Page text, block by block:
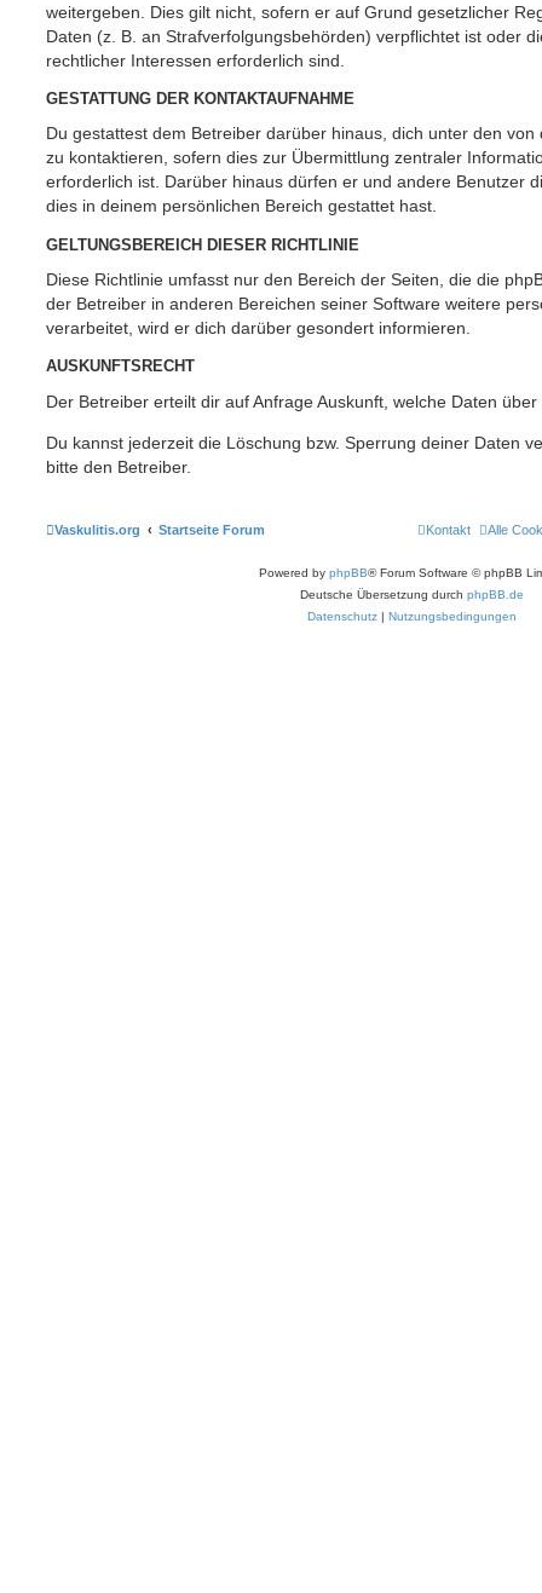
weitergeben. Dies gilt nicht, sofern er auf Grund gesetzlicher
Daten (z. B. an Strafverfolgungsbehörden) verpflichtet ist oder
rechtlicher Interessen erforderlich sind.
GESTATTUNG DER KONTAKTAUFNAHME
Du gestattest dem Betreiber darüber hinaus, dich unter den
zu kontaktieren, sofern dies zur Übermittlung zentraler
erforderlich ist. Darüber hinaus dürfen er und andere Benutzer
dies in deinem persönlichen Bereich gestattet hast.
GELTUNGSBEREICH DIESER RICHTLINIE
Diese Richtlinie umfasst nur den Bereich der Seiten, die die
der Betreiber in anderen Bereichen seiner Software weitere
verarbeitet, wird er dich darüber gesondert informieren.
AUSKUNFTSRECHT
Der Betreiber erteilt dir auf Anfrage Auskunft, welche Daten
Du kannst jederzeit die Löschung bzw. Sperrung deiner Daten
bitte den Betreiber.
Vaskulitis.org Startseite Forum Alle
Kontakt
Powered by phpBB® Forum Software © phpBB
Deutsche Übersetzung durch phpBB.de
Datenschutz
Nutzungsbedingungen